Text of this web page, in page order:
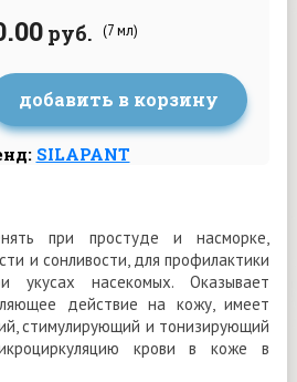
руб. (7 мл)
добавить в корзину
SILAPANT
при простуде и насморке,
и сонливости, для профилактики
укусах насекомых. Оказывает
действие на кожу, имеет
стимулирующий и тонизирующий
крови в коже в